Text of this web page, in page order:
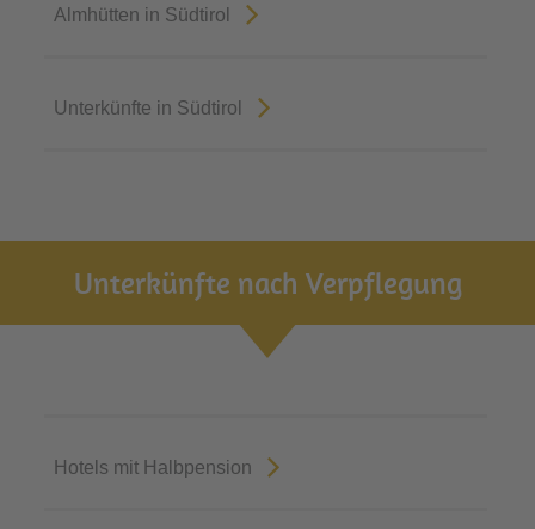
Almhütten in Südtirol
Unterkünfte in Südtirol
Unterkünfte nach Verpflegung
Hotels mit Halbpension